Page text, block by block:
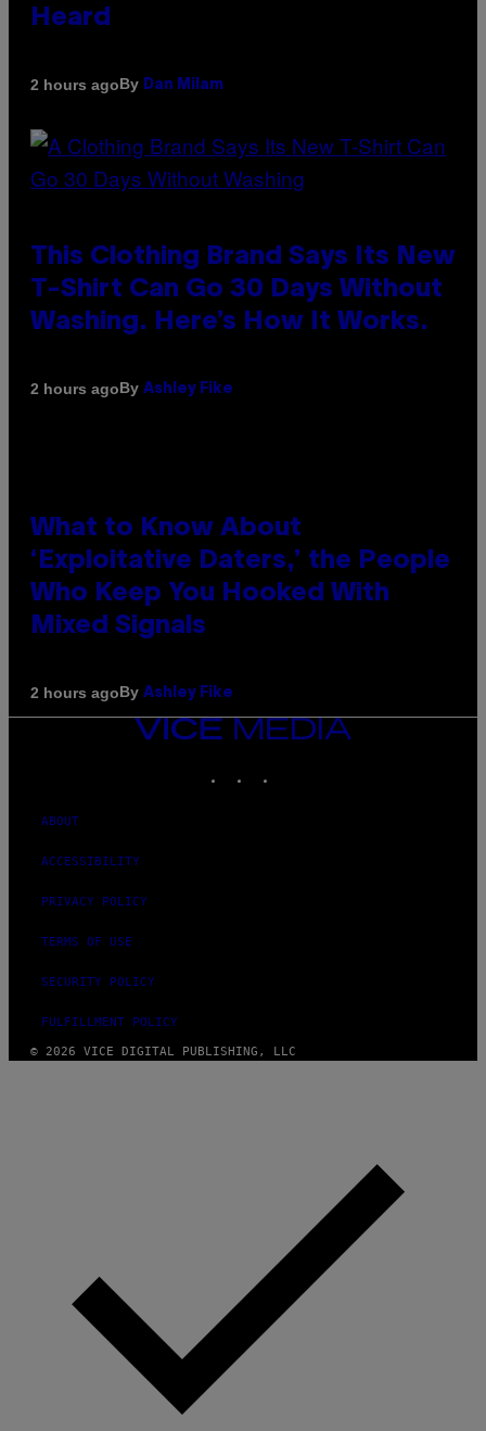
Heard
2 hours agoBy Dan Milam
This Clothing Brand Says Its New
T-Shirt Can Go 30 Days Without
Washing. Here’s How It Works.
2 hours agoBy Ashley Fike
What to Know About
‘Exploitative Daters,’ the People
Who Keep You Hooked With
Mixed Signals
2 hours agoBy Ashley Fike
VICE
ABOUT
ACCESSIBILITY
PRIVACY POLICY
TERMS OF USE
SECURITY POLICY
FULFILLMENT POLICY
© 2026 VICE DIGITAL PUBLISHING, LLC